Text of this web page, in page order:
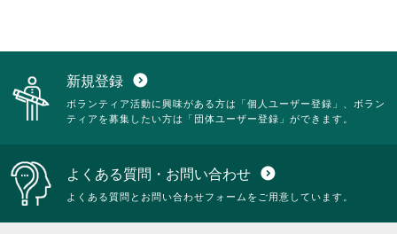
新規登録 expand_circle_down
ボランティア活動に興味がある方は「個人ユーザー登録」、ボラン
ティアを募集したい方は「団体ユーザー登録」ができます。
よくある質問・お問い合わせ expand_circle_down
よくある質問とお問い合わせフォームをご用意しています。